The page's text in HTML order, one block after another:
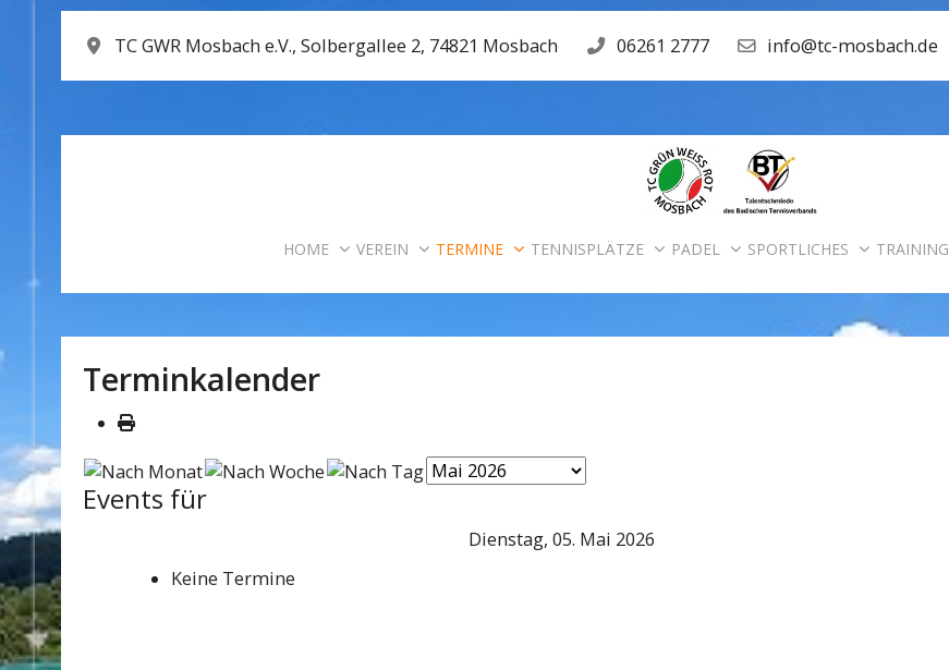
TC GWR Mosbach e.V., Solbergallee 2, 74821 Mosbach 06261 2777 info@tc-mosbach.de
HOME VEREIN TERMINE TENNISPLÄTZE PADEL SPORTLICHES TRAINING
Terminkalender
Events für
Dienstag, 05. Mai 2026
Keine Termine